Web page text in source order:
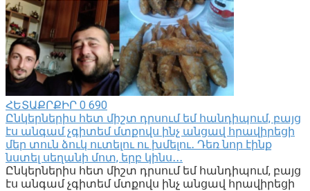
ՀԵՏԱՔՐՔԻՐ 0 690
Ընկերներիս հետ միշտ դրսում եմ հանդիպում, բայց
էս անգամ չգիտեմ մտքովս ինչ անցավ հրավիրեցի
մեր տուն ձուկ ուտելու ու խմելու․ Դեռ նոր էինք
նստել սեղանի մոտ, երբ կինս․․․
Ընկերներիս հետ միշտ դրսում եմ հանդիպում, բայց
էս անգամ չգիտեմ մտքովս ինչ անցավ հրավիրեցի